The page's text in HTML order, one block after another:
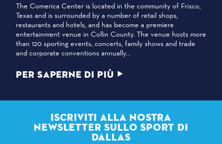
The Comerica Center is located in the community of Frisco,
Texas and is surrounded by a number of retail shops,
restaurants and hotels, and has become a premiere
entertainment venue in Collin County. The venue hosts more
than 120 sporting events, concerts, family shows and trade
and corporate conventions annually…
PER SAPERNE DI PIÙ
ISCRIVITI ALLA NOSTRA
NEWSLETTER SULLO SPORT DI
DALLAS